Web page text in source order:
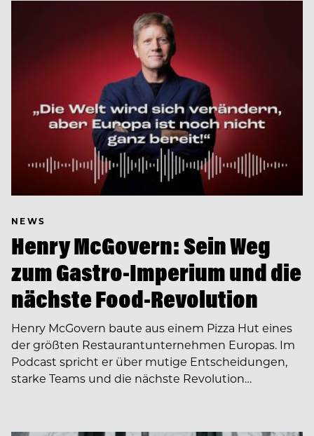
NEWS
Henry McGovern: Sein Weg
zum Gastro-Imperium und die
nächste Food-Revolution
Henry McGovern baute aus einem Pizza Hut eines
der größten Restaurantunternehmen Europas. Im
Podcast spricht er über mutige Entscheidungen,
starke Teams und die nächste Revolution…